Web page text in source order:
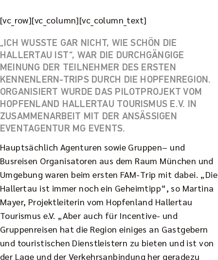
[vc_row][vc_column][vc_column_text]
„ICH WUSSTE GAR NICHT, WIE SCHÖN DIE
HALLERTAU IST“, WAR DIE DURCHGÄNGIGE
MEINUNG DER TEILNEHMER DES ERSTEN
KENNENLERN-TRIPS DURCH DIE HOPFENREGION.
ORGANISIERT WURDE DAS PILOTPROJEKT VOM
HOPFENLAND HALLERTAU TOURISMUS E.V. IN
ZUSAMMENARBEIT MIT DER ANSÄSSIGEN
EVENTAGENTUR MG EVENTS.
Hauptsächlich Agenturen sowie Gruppen– und
Busreisen Organisatoren aus dem Raum München und
Umgebung waren beim ersten FAM-Trip mit dabei. „Die
Hallertau ist immer noch ein Geheimtipp“, so Martina
Mayer, Projektleiterin vom Hopfenland Hallertau
Tourismus e.V. „Aber auch für Incentive- und
Gruppenreisen hat die Region einiges an Gastgebern
und touristischen Dienstleistern zu bieten und ist von
der Lage und der Verkehrsanbindung her geradezu